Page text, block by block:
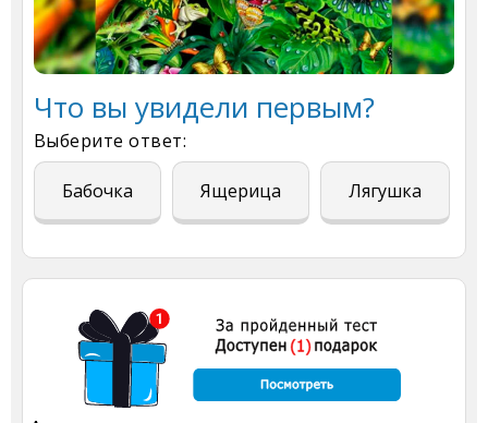
Что вы увидели первым?
Выберите ответ:
Бабочка Ящерица Лягушка